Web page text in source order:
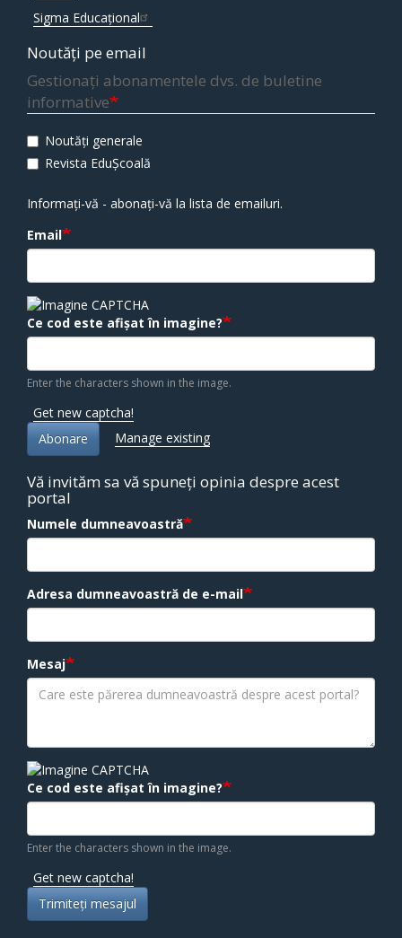
Sigma Educațional
Noutăți pe email
Gestionați abonamentele dvs. de buletine
informative
Noutăți generale
Revista EduȘcoală
Informați-vă - abonați-vă la lista de emailuri.
Email
Ce cod este afișat în imagine?
Enter the characters shown in the image.
Get new captcha!
Abonare
Manage existing
Vă invităm sa vă spuneți opinia despre acest
portal
Numele dumneavoastră
Adresa dumneavoastră de e-mail
Mesaj
Ce cod este afișat în imagine?
Enter the characters shown in the image.
Get new captcha!
Trimiteţi mesajul